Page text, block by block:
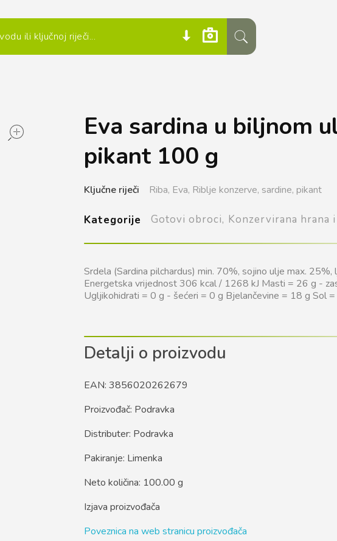
Eva sardina u biljnom
pikant 100 g
Srdela (Sardina pilchardus) min. 70%, sojino ulje max.
Energetska vrijednost 306 kcal / 1268 kJ Masti = 26 g -
Ugljikohidrati = 0 g - šećeri = 0 g Bjelančevine = 18 g Sol
Ključne riječi Riba, Eva, Riblje konzerve, sardine, pikant
Kategorije Gotovi obroci, Konzervirana hrana i
Detalji o proizvodu
EAN: 3856020262679
Proizvođač: Podravka
Distributer: Podravka
Pakiranje: Limenka
Neto količina: 100.00 g
Izjava proizvođača
Poveznica na web stranicu proizvođača